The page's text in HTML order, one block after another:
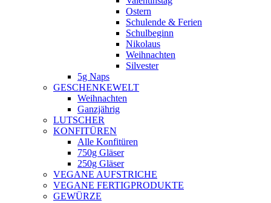
Ostern
Schulende & Ferien
Schulbeginn
Nikolaus
Weihnachten
Silvester
5g Naps
GESCHENKEWELT
Weihnachten
Ganzjährig
LUTSCHER
KONFITÜREN
Alle Konfitüren
750g Gläser
250g Gläser
VEGANE AUFSTRICHE
VEGANE FERTIGPRODUKTE
GEWÜRZE